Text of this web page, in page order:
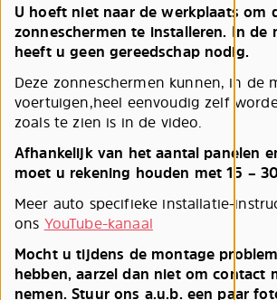
U hoeft niet naar de werkplaats om
zonneschermen te installeren. In de
heeft u geen gereedschap nodig.
Deze zonneschermen kunnen, in de
voertuigen,heel eenvoudig zelf
zoals te zien is in de video.
Afhankelijk van het aantal panelen
moet u rekening houden met 15 –
Meer auto specifieke installatie-
ons YouTube-kanaal
Mocht u tijdens de montage
hebben, aarzel dan niet om contact
nemen. Stuur ons a.u.b. een paar